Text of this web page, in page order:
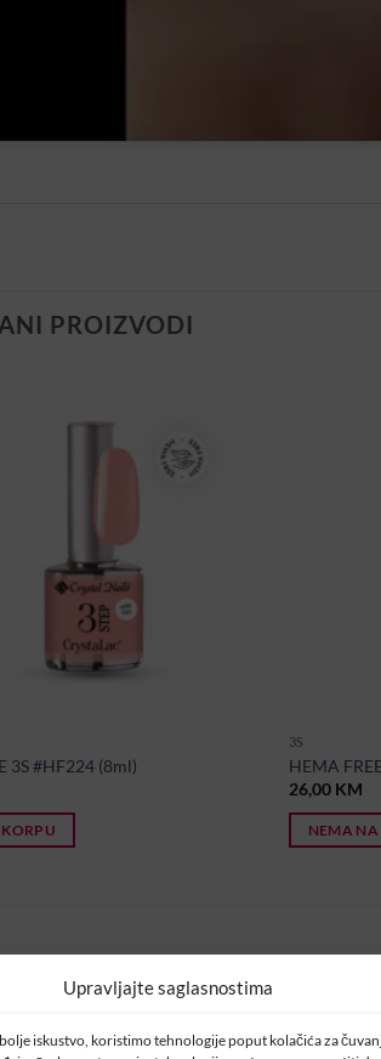
Upravljajte saglasnostima
iskustvo, koristimo tehnologije poput kolačića za
PROIZVODI
3S #HF224 (8ml)
3S
HEMA
26,00 KM
NEMA NA
Vaš CV i motivaciono pismo šaljite